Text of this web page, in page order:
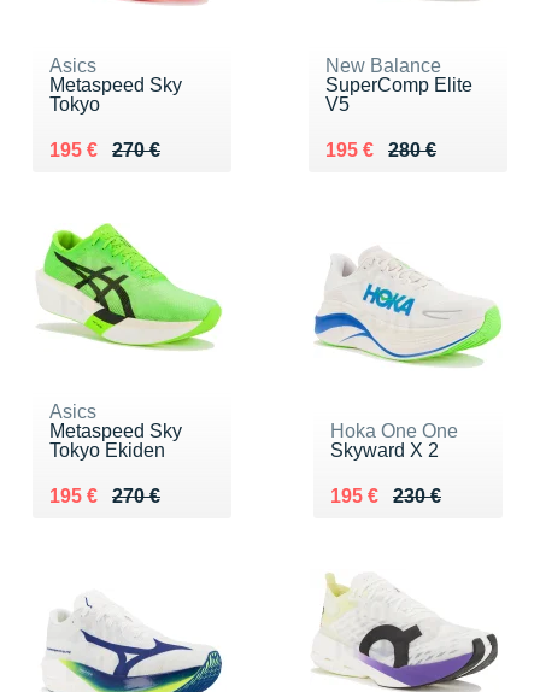
Asics
Metaspeed Sky
Tokyo
270 €
Au lieu de 270 €
195 €
Vendu 195 €
New Balance
SuperComp Elite
V5
280 €
Au lieu de 280 €
195 €
Vendu 195 €
Asics
Metaspeed Sky
Tokyo Ekiden
270 €
Au lieu de 270 €
195 €
Vendu 195 €
Hoka One One
Skyward X 2
230 €
Au lieu de 230 €
195 €
Vendu 195 €